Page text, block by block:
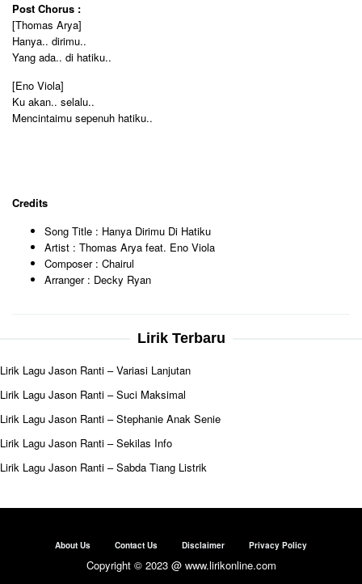
Post Chorus :
[Thomas Arya]
Hanya.. dirimu..
Yang ada.. di hatiku..
[Eno Viola]
Ku akan.. selalu..
Mencintaimu sepenuh hatiku..
Credits
Song Title : Hanya Dirimu Di Hatiku
Artist : Thomas Arya feat. Eno Viola
Composer : Chairul
Arranger : Decky Ryan
Lirik Terbaru
Lirik Lagu Jason Ranti – Variasi Lanjutan
Lirik Lagu Jason Ranti – Suci Maksimal
Lirik Lagu Jason Ranti – Stephanie Anak Senie
Lirik Lagu Jason Ranti – Sekilas Info
Lirik Lagu Jason Ranti – Sabda Tiang Listrik
About Us Contact Us Disclaimer Privacy Policy
Copyright © 2023 @ www.lirikonline.com